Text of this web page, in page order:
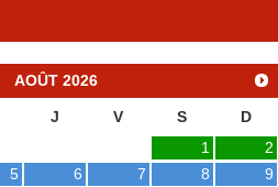
AOÛT 2026
J V S
D
1
2
5 6 7 8
9